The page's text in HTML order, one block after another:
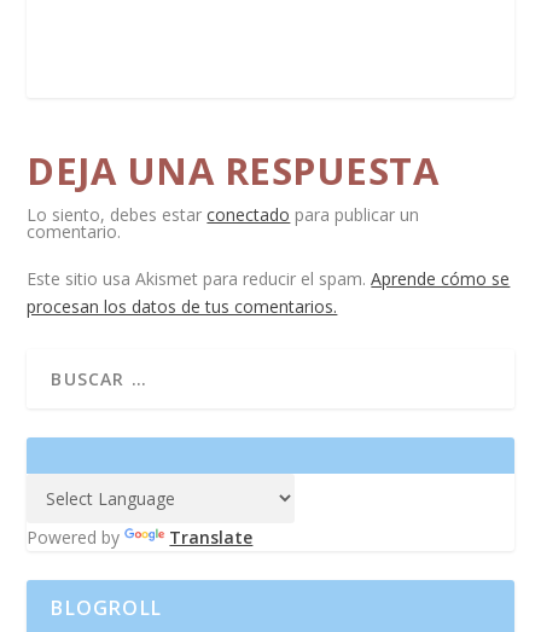
DEJA UNA RESPUESTA
Lo siento, debes estarconectado para publicar un
comentario.
Este sitio usa Akismet para reducir el spam.Aprende cómo se
procesan los datos de tus comentarios.
Powered by Translate
BLOGROLL